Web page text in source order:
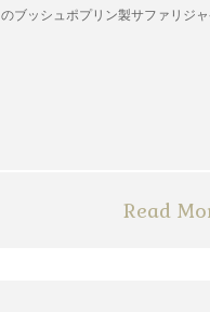
のブッシュポプリン製サファリジ
Read